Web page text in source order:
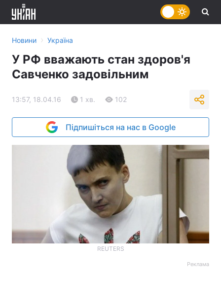
Новини › Україна
У РФ вважають стан здоров'я
Савченко задовільним
13:57, 18.04.16 1 хв. 102
Підпишіться на нас в Google
REUTERS
Реклама